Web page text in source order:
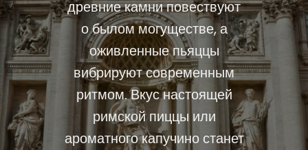
древние камни повествуют
о былом могуществе, а
оживленные пьяццы
вибрируют современным
ритмом. Вкус настоящей
римской пиццы или
ароматного капучино станет